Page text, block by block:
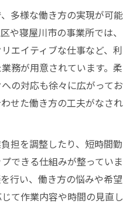
多様な働き方の実現が可能
や寝屋川市の事業所では、
エイティブな仕事など、利
務が用意されています。柔
の対応も徐々に広がってお
せた働き方の工夫がなされ
担を調整したり、短時間勤
できる仕組みが整っていま
行い、働き方の悩みや希望
て作業内容や時間の見直し